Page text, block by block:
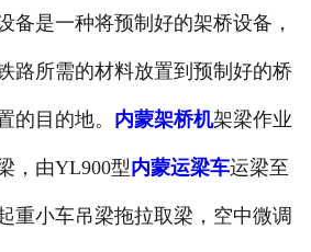
内蒙起重机配件
内蒙路桥机具配件
内蒙路桥起重配件
备是一种将预制好的架桥设备，
路所需的材料放置到预制好的桥
的目的地。 内蒙架桥机架梁作业
，由YL900型内蒙运梁车运梁至
重小车吊梁拖拉取梁，空中微调